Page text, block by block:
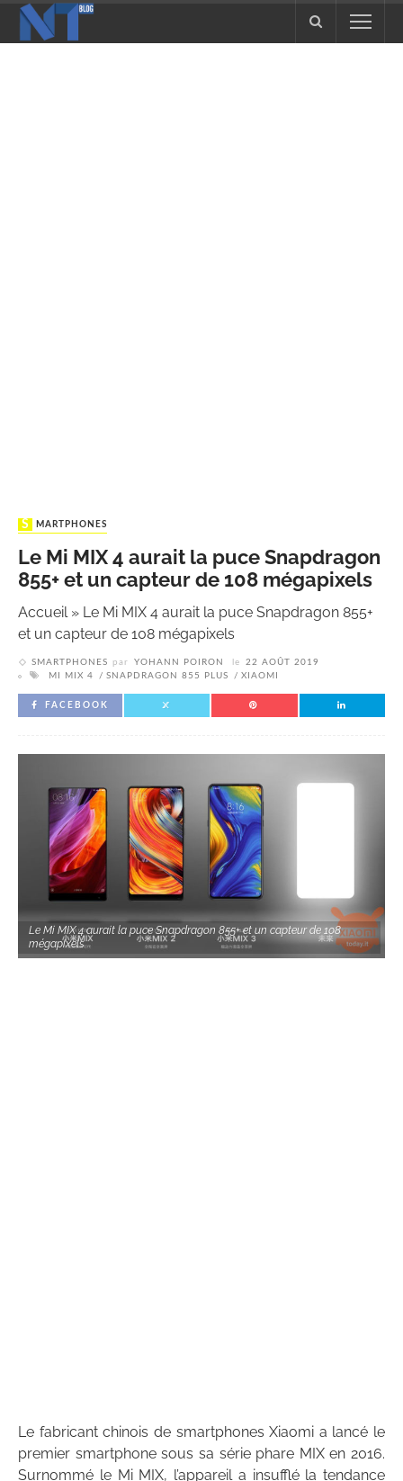
SMARTPHONES
Le Mi MIX 4 aurait la puce Snapdragon
855+ et un capteur de 108 mégapixels
Accueil» Le Mi MIX 4 aurait la puce Snapdragon 855+
et un capteur de 108 mégapixels
SMARTPHONES par YOHANN POIRON le
22 AOÛT 2019
MI MIX 4
SNAPDRAGON 855 PLUS XIAOMI
FACEBOOK
Le Mi MIX 4 aurait la puce Snapdragon 855+ et un capteur de 108
mégapixels
Le fabricant chinois de smartphones Xiaomi a lancé le
premier smartphone sous sa série phare MIX en 2016.
Surnommé le Mi MIX, l’appareil a insufflé la tendance